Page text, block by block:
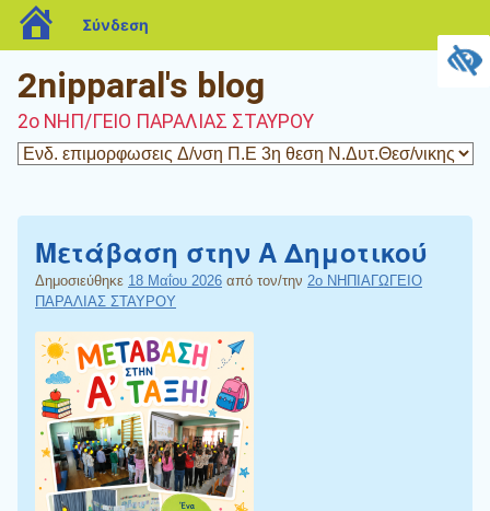
2nipparal's blog
2o ΝΗΠ/ΓΕΙΟ ΠΑΡΑΛΙΑΣ ΣΤΑΥΡΟΥ
Μετάβαση στην Α Δημοτικού
Δημοσιεύθηκε 18 Μαΐου 2026 από τον/την 2ο ΝΗΠΙΑΓΩΓΕΙΟ
ΠΑΡΑΛΙΑΣ ΣΤΑΥΡΟΥ
blogs.sch.gr
Σύνδεση